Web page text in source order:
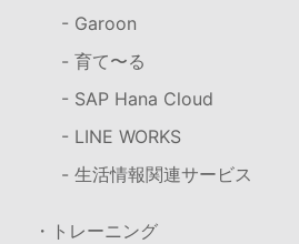
- Garoon
- 育て〜る
- SAP Hana Cloud
- LINE WORKS
- 生活情報関連サービス
・トレーニング